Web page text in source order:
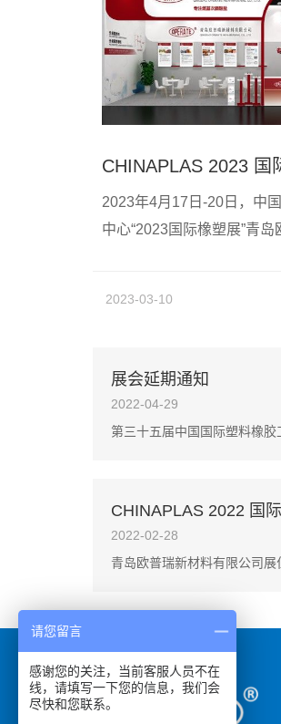
CHINAPLAS 2023 国
2023年4月17日-20日，中
中心“2023国际橡塑展”青岛
2023-03-10
展会延期通知
2022-04-29
第三十五届中国国际塑料橡
CHINAPLAS 2022 国
2022-02-28
青岛欧普瑞新材料有限公司展
请您留言
感谢您的关注，当前客服人员不在
线，请填写一下您的信息，我们会
尽快和您联系。